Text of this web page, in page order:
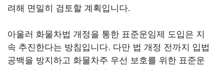
려해 면밀히 검토할 계획입니다.
아울러 화물차법 개정을 통한 표준운임제 도입은 지
속 추진한다는 방침입니다. 다만 법 개정 전까지 입법
공백을 방지하고 화물차주 우선 보호를 위한 표준운